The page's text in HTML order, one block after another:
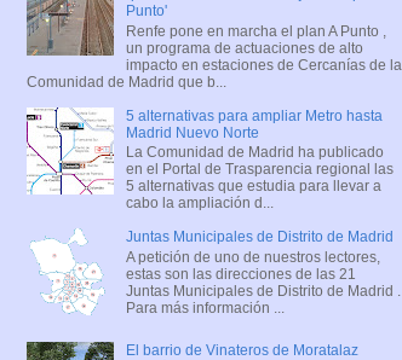
Punto'
Renfe pone en marcha el plan A Punto ,
un programa de actuaciones de alto
impacto en estaciones de Cercanías de la
Comunidad de Madrid que b...
5 alternativas para ampliar Metro hasta
Madrid Nuevo Norte
La Comunidad de Madrid ha publicado
en el Portal de Trasparencia regional las
5 alternativas que estudia para llevar a
cabo la ampliación d...
Juntas Municipales de Distrito de Madrid
A petición de uno de nuestros lectores,
estas son las direcciones de las 21
Juntas Municipales de Distrito de Madrid .
Para más información ...
El barrio de Vinateros de Moratalaz